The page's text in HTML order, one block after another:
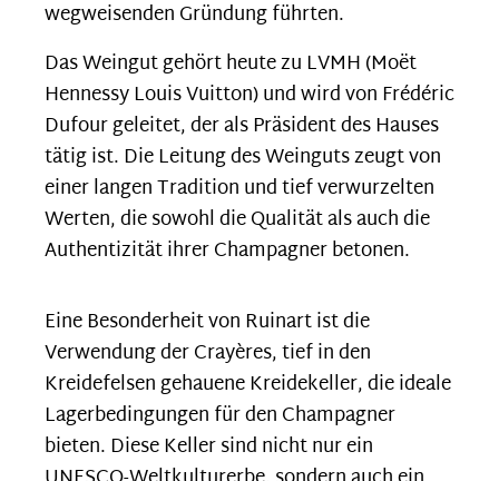
wegweisenden Gründung führten.
Das Weingut gehört heute zu LVMH (Moët
Hennessy Louis Vuitton) und wird von Frédéric
Dufour geleitet, der als Präsident des Hauses
tätig ist. Die Leitung des Weinguts zeugt von
einer langen Tradition und tief verwurzelten
Werten, die sowohl die Qualität als auch die
Authentizität ihrer Champagner betonen.
Eine Besonderheit von Ruinart ist die
Verwendung der Crayères, tief in den
Kreidefelsen gehauene Kreidekeller, die ideale
Lagerbedingungen für den Champagner
bieten. Diese Keller sind nicht nur ein